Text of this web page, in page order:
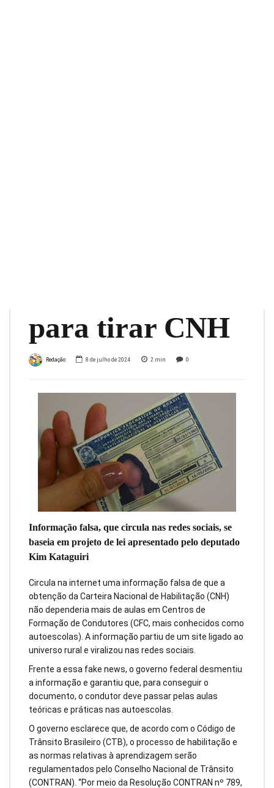
para tirar CNH
Redação 8 de julho de 2024 2 min 0
Informação falsa, que circula nas redes sociais, se
baseia em projeto de lei apresentado pelo deputado
Kim Kataguiri
Circula na internet uma informação falsa de que a
obtenção da Carteira Nacional de Habilitação (CNH)
não dependeria mais de aulas em Centros de
Formação de Condutores (CFC, mais conhecidos como
autoescolas). A informação partiu de um site ligado ao
universo rural e viralizou nas redes sociais.
Frente a essa fake news, o governo federal desmentiu
a informação e garantiu que, para conseguir o
documento, o condutor deve passar pelas aulas
teóricas e práticas nas autoescolas.
O governo esclarece que, de acordo com o Código de
Trânsito Brasileiro (CTB), o processo de habilitação e
as normas relativas à aprendizagem serão
regulamentados pelo Conselho Nacional de Trânsito
(CONTRAN). “Por meio da Resolução CONTRAN nº 789,